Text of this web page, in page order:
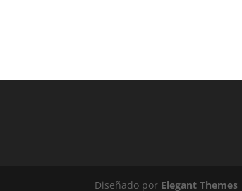
Diseñado por Elegant Themes